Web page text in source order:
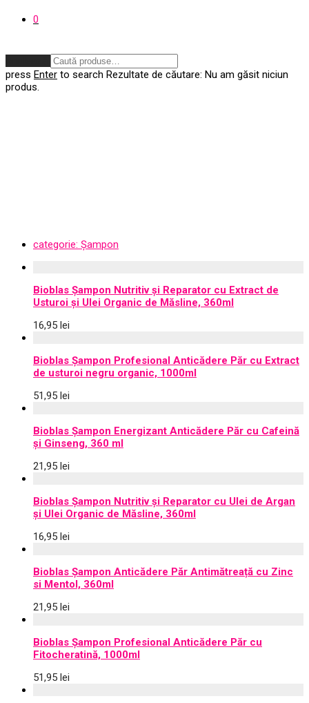
0
press Enter to search Rezultate de căutare: Nu am găsit niciun
produs.
categorie: Șampon
Bioblas Șampon Nutritiv și Reparator cu Extract de
Usturoi și Ulei Organic de Măsline, 360ml
16,95 lei
Bioblas Șampon Profesional Anticădere Păr cu Extract
de usturoi negru organic, 1000ml
51,95 lei
Bioblas Șampon Energizant Anticădere Păr cu Cafeină
și Ginseng, 360 ml
21,95 lei
Bioblas Șampon Nutritiv și Reparator cu Ulei de Argan
și Ulei Organic de Măsline, 360ml
16,95 lei
Bioblas Șampon Anticădere Păr Antimătreață cu Zinc
si Mentol, 360ml
21,95 lei
Bioblas Șampon Profesional Anticădere Păr cu
Fitocheratină, 1000ml
51,95 lei